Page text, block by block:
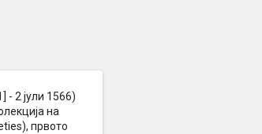
2 јули 1566)
на
првото